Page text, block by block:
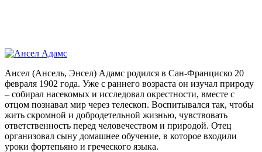
Ансел (Ансель, Энсел) Адамс родился в Сан-Франциско 20
февраля 1902 года. Уже с раннего возраста он изучал природу
– собирал насекомых и исследовал окрестности, вместе с
отцом познавал мир через телескоп. Воспитывался так, чтобы
жить скромной и добродетельной жизнью, чувствовать
ответственность перед человечеством и природой. Отец
организовал сыну домашнее обучение, в которое входили
уроки фортепьяно и греческого языка.